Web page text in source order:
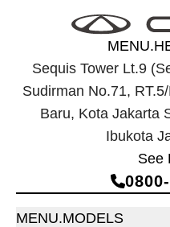
Sequis Tower Lt.9
Sudirman No.71,
Baru, Kota Jakarta
Ibukota
See
MENU.MODELS